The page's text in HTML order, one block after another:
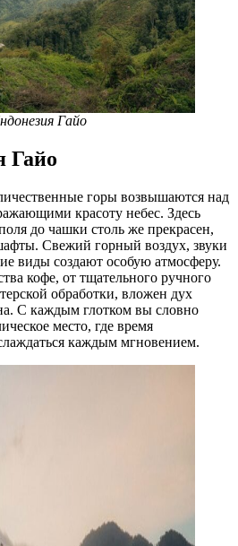
Гайо
Гайо
горы возвышаются над
красоту небес. Здесь
до чашки столь же прекрасен,
Свежий горный воздух, звуки
виды создают особую атмосферу.
кофе, от тщательного ручного
обработки, вложен дух
С каждым глотком вы словно
место, где время
каждым мгновением.